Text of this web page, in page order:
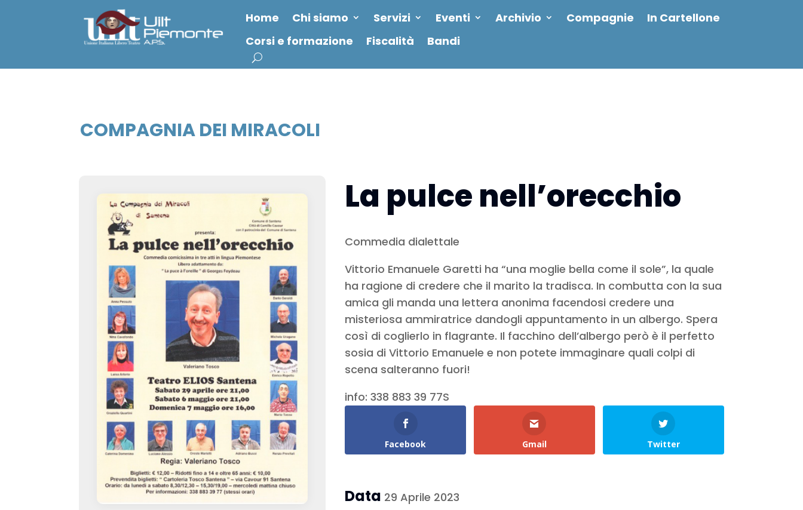
Home Chi siamo Servizi Eventi Archivio Compagnie
In Cartellone
Corsi e formazione
Fiscalità Bandi
COMPAGNIA DEI MIRACOLI
La pulce nell’orecchio
Commedia dialettale
Vittorio Emanuele Garetti ha “una moglie bella come il sole”, la quale
ha ragione di credere che il marito la tradisca. In combutta con la sua
amica gli manda una lettera anonima facendosi credere una
misteriosa ammiratrice dandogli appuntamento in un albergo. Spera
così di coglierlo in flagrante. Il facchino dell’albergo però è il perfetto
sosia di Vittorio Emanuele e non potete immaginare quali colpi di
scena salteranno fuori!
info: 338 883 39 77S
Facebook Gmail Twitter
Data 29 Aprile 2023